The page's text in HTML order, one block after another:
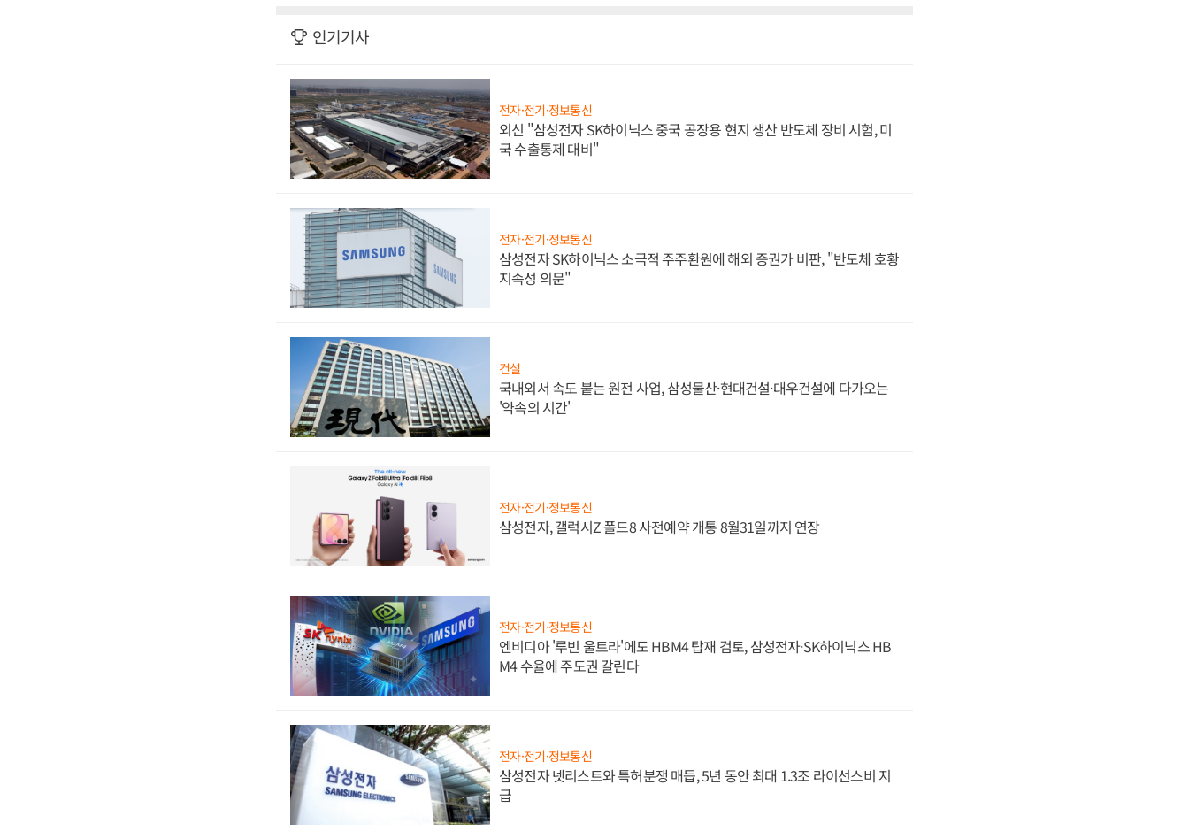
인기기사
전자·전기·정보통신
외신 "삼성전자 SK하이닉스 중국 공장용 현지 생산 반도체 장비 시험, 미
국 수출통제 대비"
전자·전기·정보통신
삼성전자 SK하이닉스 소극적 주주환원에 해외 증권가 비판, "반도체 호황
지속성 의문"
건설
국내외서 속도 붙는 원전 사업, 삼성물산·현대건설·대우건설에 다가오는
'약속의 시간'
전자·전기·정보통신
삼성전자, 갤럭시Z 폴드8 사전예약 개통 8월31일까지 연장
전자·전기·정보통신
엔비디아 '루빈 울트라'에도 HBM4 탑재 검토, 삼성전자·SK하이닉스 HB
M4 수율에 주도권 갈린다
전자·전기·정보통신
삼성전자 넷리스트와 특허분쟁 매듭, 5년 동안 최대 1.3조 라이선스비 지
급